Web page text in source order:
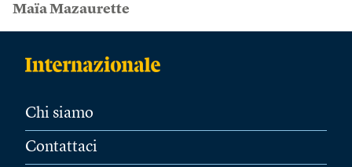
Maïa Mazaurette
Chi siamo
Contattaci